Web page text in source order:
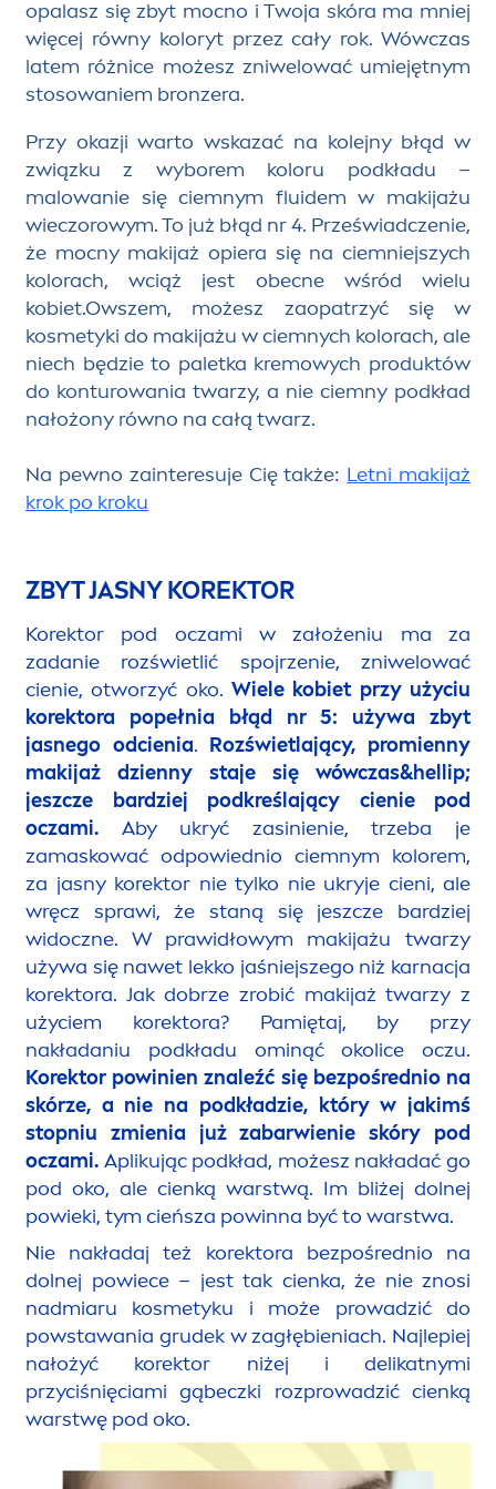
opalasz się zbyt mocno i Twoja skóra ma mniej
więcej równy koloryt przez cały rok.Wówczas
latem różnice możesz zniwelować umiejętnym
stosowaniem bronzera.
Przy okazji warto wskazać na kolejny błąd w
związku z wyborem koloru podkładu –
malowanie się ciemnym fluidem w makijażu
wieczorowym.To już błąd nr 4. Przeświadczenie,
że mocny makijaż opiera się na ciemniejszych
kolorach, wciąż jest obecne wśród wielu
kobiet.Owszem, możesz zaopatrzyć się w
kosmetyki do makijażu w ciemnych kolorach, ale
niech będzie to paletka kremowych produktów
do konturowania twarzy, a nie ciemny podkład
nałożony równo na całą twarz.
Na pewno zainteresuje Cię także: Letni makijaż
krok po kroku
ZBYT JASNY KOREKTOR
Korektor pod oczami w założeniu ma za
zadanie rozświetlić spojrzenie, zniwelować
cienie, otworzyć oko. Wiele kobiet przy użyciu
korektora popełnia błąd nr 5: używa zbyt
jasnego odcienia. Rozświetlający, promienny
makijaż dzienny staje się wówczas&hellip;
jeszcze bardziej podkreślający cienie pod
oczami. Aby ukryć zasinienie, trzeba je
zamaskować odpowiednio ciemnym kolorem,
za jasny korektor nie tylko nie ukryje cieni, ale
wręcz sprawi, że staną się jeszcze bardziej
widoczne. W prawidłowym makijażu twarzy
używa się nawet lekko jaśniejszego niż karnacja
korektora. Jak dobrze zrobić makijaż twarzy z
użyciem korektora? Pamiętaj, by przy
nakładaniu podkładu ominąć okolice oczu.
Korektor powinien znaleźć się bezpośrednio na
skórze, a nie na podkładzie, który w jakimś
stopniu zmienia już zabarwienie skóry pod
oczami. Aplikując podkład, możesz nakładać go
pod oko, ale cienką warstwą. Im bliżej dolnej
powieki, tym cieńsza powinna być to warstwa.
Nie nakładaj też korektora bezpośrednio na
dolnej powiece – jest tak cienka, że nie znosi
nadmiaru kosmetyku i może prowadzić do
powstawania grudek w zagłębieniach. Najlepiej
nałożyć korektor niżej i delikatnymi
przyciśnięciami gąbeczki rozprowadzić cienką
warstwę pod oko.